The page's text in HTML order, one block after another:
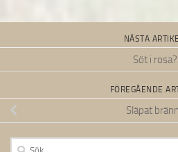
NÄSTA
Söt i rosa?
FÖREGÅENDE
Släpat
Sök